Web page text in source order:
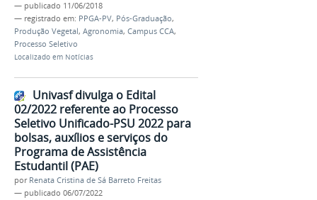
— publicado 11/06/2018
— registrado em: PPGA-PV, Pós-Graduação,
Produção Vegetal, Agronomia, Campus CCA,
Processo Seletivo
Localizado em Notícias
Univasf divulga o Edital
02/2022 referente ao Processo
Seletivo Unificado-PSU 2022 para
bolsas, auxílios e serviços do
Programa de Assistência
Estudantil (PAE)
por Renata Cristina de Sá Barreto Freitas
— publicado 06/07/2022